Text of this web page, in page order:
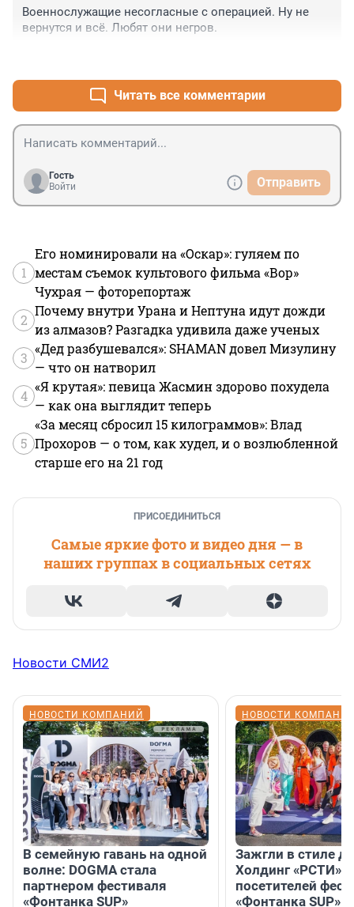
Военнослужащие несогласные с операцией. Ну не
вернутся и всё. Любят они негров.
Читать все комментарии
Гость
Войти
Отправить
1
Его номинировали на «Оскар»: гуляем по
местам съемок культового фильма «Вор»
Чухрая — фоторепортаж
2
Почему внутри Урана и Нептуна идут дожди
из алмазов? Разгадка удивила даже ученых
3
«Дед разбушевался»: SHAMAN довел Мизулину
— что он натворил
4
«Я крутая»: певица Жасмин здорово похудела
— как она выглядит теперь
5
«За месяц сбросил 15 килограммов»: Влад
Прохоров — о том, как худел, и о возлюбленной
старше его на 21 год
ПРИСОЕДИНИТЬСЯ
Самые яркие фото и видео дня — в
наших группах в социальных сетях
Новости СМИ2
НОВОСТИ КОМПАНИЙ
В семейную гавань на одной
волне: DOGMA стала
партнером фестиваля
«Фонтанка SUP»
НОВОСТИ
Зажгли в стиле
Холдинг «РСТИ»
посетителей
«Фонтанка SUP»